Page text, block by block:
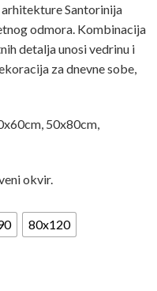
Santorinija
odmora. Kombinacija
detalja unosi vedrinu i
za dnevne sobe,
50x80cm,
okvir.
80x120